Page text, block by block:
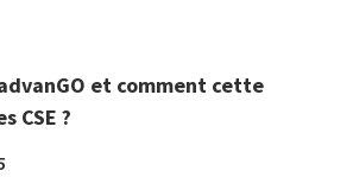
et comment cette
CSE ?